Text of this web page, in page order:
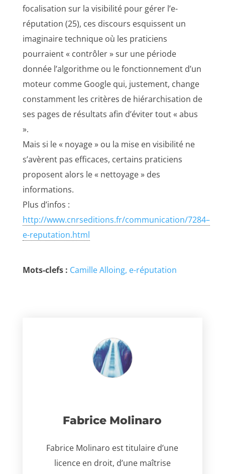
focalisation sur la visibilité pour gérer l’e-
réputation (25), ces discours esquissent un
imaginaire technique où les praticiens
pourraient « contrôler » sur une période
donnée l’algorithme ou le fonctionnement d’un
moteur comme Google qui, justement, change
constamment les critères de hiérarchisation de
ses pages de résultats afin d’éviter tout « abus
».
Mais si le « noyage » ou la mise en visibilité ne
s’avèrent pas efficaces, certains praticiens
proposent alors le « nettoyage » des
informations.
Plus d’infos :
http://www.cnrseditions.fr/communication/7284–
e-reputation.html
Mots-clefs : Camille Alloing e-réputation
Fabrice Molinaro
Fabrice Molinaro est titulaire d’une
licence en droit, d’une maîtrise